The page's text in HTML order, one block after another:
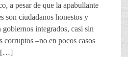
a pesar de que la apabullante
son ciudadanos honestos y
integrados, casi sin
corruptos –no en pocos casos
[…]